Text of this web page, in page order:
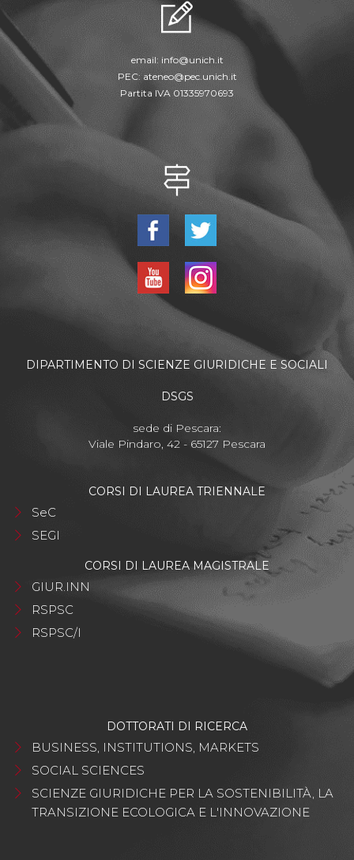
email: info@unich.it
PEC:ateneo@pec.unich.it
Partita IVA 01335970693
DIPARTIMENTO DI SCIENZE GIURIDICHE E SOCIALI
DSGS
sede di Pescara:
Viale Pindaro, 42 - 65127 Pescara
CORSI DI LAUREA TRIENNALE
SeC
SEGI
CORSI DI LAUREA MAGISTRALE
GIUR.INN
RSPSC
RSPSC/I
DOTTORATI DI RICERCA
BUSINESS, INSTITUTIONS, MARKETS
SOCIAL SCIENCES
SCIENZE GIURIDICHE PER LA SOSTENIBILITÀ, LA
TRANSIZIONE ECOLOGICA E L'INNOVAZIONE